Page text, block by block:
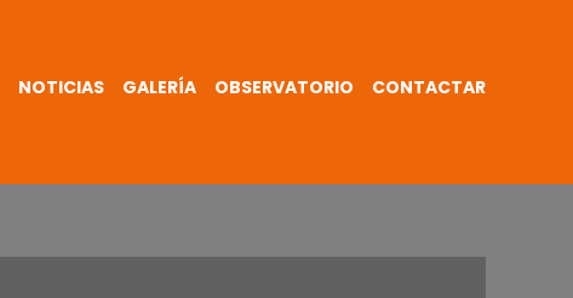
NOTICIAS GALERÍA OBSERVATORIO CONTACTAR